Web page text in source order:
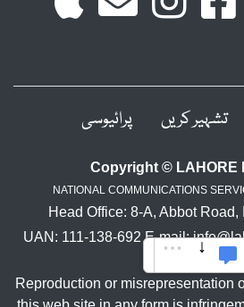
تشہیر کریں پرائیوسی
Copyright © LAHORE
NATIONAL COMMUNICATIONS
Head Office: 8-A, Abbot
UAN: 111-138-692 E-mail:
reserved.
Reproduction or misrepresentation